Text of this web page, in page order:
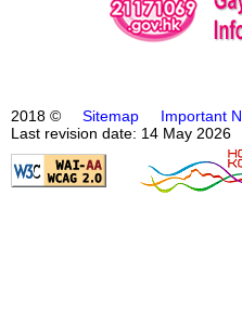
2018 © Sitemap Important
Last revision date: 14 May 2026